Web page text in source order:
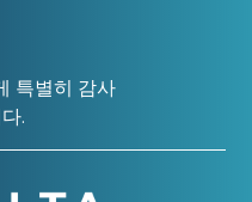
특별히 감사
.